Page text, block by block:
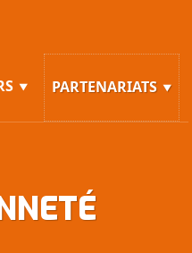
PARTENARIATS